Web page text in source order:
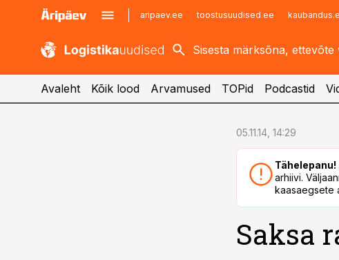
aripaev.ee toostusuudised.ee
kaubandus.ee
kinnisvarauudised.ee
imelineajalugu.ee
Avaleht Kõik lood Arvamused TOPid Podcastid
05.11.14, 14:29
Tähelepanu!
arhiivi.
kaasaegsete
Saksa